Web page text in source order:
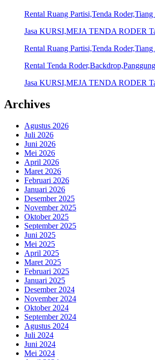
Rental Ruang Partisi,Tenda
Jasa KURSI,MEJA TENDA RODER
Rental Ruang Partisi,Tenda
Rental Tenda
Jasa KURSI,MEJA TENDA RODER
Archives
Agustus 2026
Juli 2026
Juni 2026
Mei 2026
April 2026
Maret 2026
Februari 2026
Januari 2026
Desember 2025
November 2025
Oktober 2025
September 2025
Juni 2025
Mei 2025
April 2025
Maret 2025
Februari 2025
Januari 2025
Desember 2024
November 2024
Oktober 2024
September 2024
Agustus 2024
Juli 2024
Juni 2024
Mei 2024